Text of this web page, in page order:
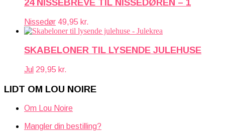
24 NISSEBREVE TIL NISSEDØREN – 1
Nissedør 49,95 kr.
SKABELONER TIL LYSENDE JULEHUSE
Jul 29,95 kr.
LIDT OM LOU NOIRE
Om Lou Noire
Mangler din bestilling?